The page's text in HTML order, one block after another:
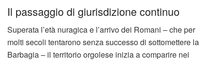
Il passaggio di giurisdizione continuo
Superata l’età nuragica e l’arrivo dei Romani – che per
molti secoli tentarono senza successo di sottomettere la
Barbagia – il territorio orgolese inizia a comparire nei